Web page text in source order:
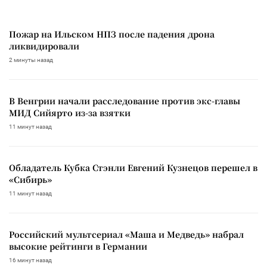
Пожар на Ильском НПЗ после падения дрона
ликвидировали
2 минуты назад
В Венгрии начали расследование против экс-главы
МИД Сийярто из-за взятки
11 минут назад
Обладатель Кубка Стэнли Евгений Кузнецов перешел в
«Сибирь»
11 минут назад
Российский мультсериал «Маша и Медведь» набрал
высокие рейтинги в Германии
16 минут назад